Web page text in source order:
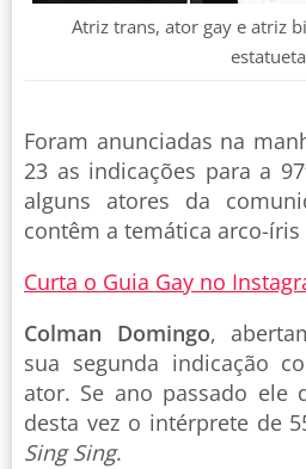
Atriz trans, ator gay e atriz
estatueta
Foram anunciadas na
23 as indicações para a
alguns atores da
contêm a temática arco-
Curta o Guia Gay no
Colman Domingo,
sua segunda indicação
ator. Se ano passado ele
desta vez o intérprete de
Sing Sing.